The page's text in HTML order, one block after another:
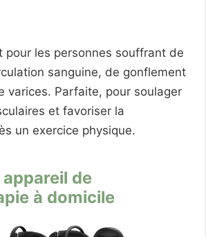
pour les personnes souffrant de
sanguine, de gonflement
varices. Parfaite, pour soulager
et favoriser la
un exercice physique.
appareil de
à domicile